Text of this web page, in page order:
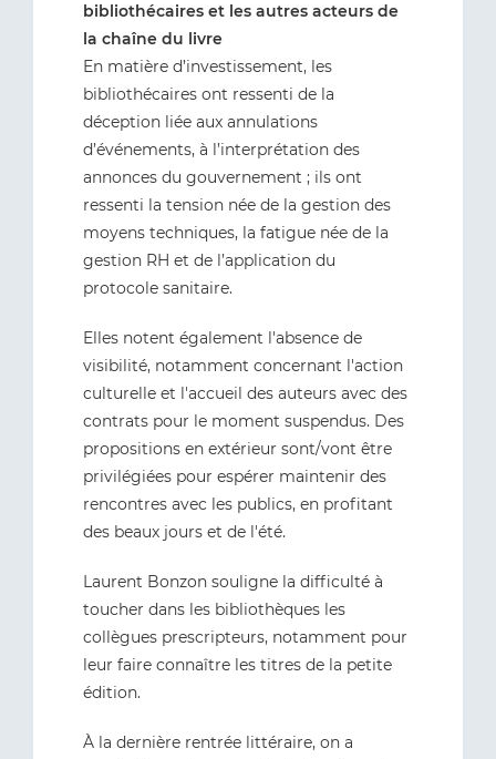
bibliothécaires et les autres acteurs de
la chaîne du livre
En matière d’investissement, les
bibliothécaires ont ressenti de la
déception liée aux annulations
d’événements, à l’interprétation des
annonces du gouvernement ; ils ont
ressenti la tension née de la gestion des
moyens techniques, la fatigue née de la
gestion RH et de l’application du
protocole sanitaire.
Elles notent également l'absence de
visibilité, notamment concernant l'action
culturelle et l'accueil des auteurs avec des
contrats pour le moment suspendus. Des
propositions en extérieur sont/vont être
privilégiées pour espérer maintenir des
rencontres avec les publics, en profitant
des beaux jours et de l'été.
Laurent Bonzon souligne la difficulté à
toucher dans les bibliothèques les
collègues prescripteurs, notamment pour
leur faire connaître les titres de la petite
édition.
À la dernière rentrée littéraire, on a